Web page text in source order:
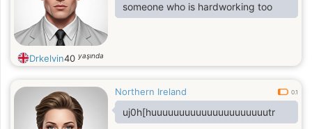
someone who is hardworking too
Drkelvin40 yaşında
Northern Ireland 0.1
uj0h[huuuuuuuuuuuuuuuuuuuuutr